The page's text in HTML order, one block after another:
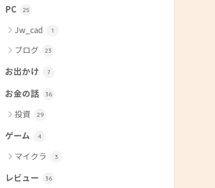
PC 25
Jw_cad 1
ブログ 23
お出かけ 7
お金の話 36
投資 29
ゲーム 4
マイクラ 3
レビュー 36